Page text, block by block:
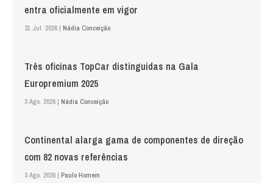
entra oficialmente em vigor
31 Jul. 2026 | Nádia Conceição
Três oficinas TopCar distinguidas na Gala
Europremium 2025
3 Ago. 2026 | Nádia Conceição
Continental alarga gama de componentes de direção
com 82 novas referências
3 Ago. 2026 | Paulo Homem